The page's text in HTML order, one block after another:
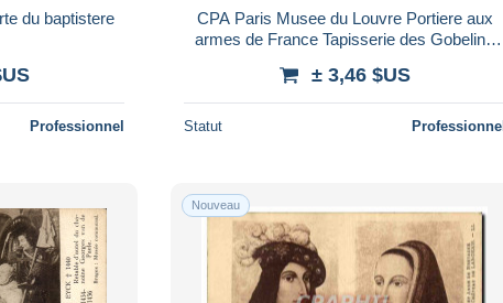
du baptistere
Professionnel
CPA Paris Musee du Louvre Portiere aux
armes de France Tapisserie des Gobelins
± 3,46 $US
Statut Professionnel
Nouveau